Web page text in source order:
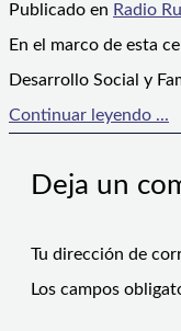
Publicado en Radio
En el marco de esta
Desarrollo Social y
Continuar leyendo ...
Deja un
Tu dirección de
Los campos